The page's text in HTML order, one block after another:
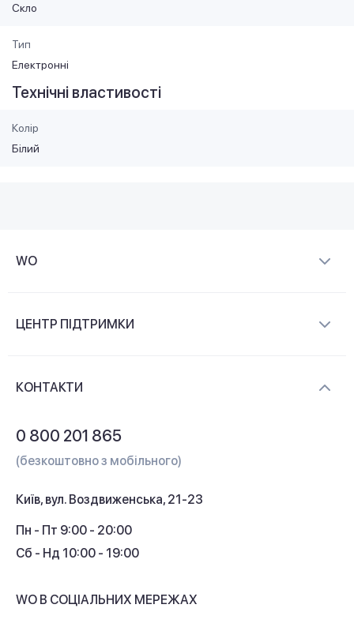
Скло
Тип
Електронні
Технічні властивості
Колір
Білий
WO
Контакти
ЦЕНТР ПІДТРИМКИ
Кешбек
КОНТАКТИ
0 800 201 865
(безкоштовно з мобільного)
Київ, вул. Воздвиженська, 21-23
Пн - Пт 9:00 - 20:00
Сб - Нд 10:00 - 19:00
WO В СОЦІАЛЬНИХ МЕРЕЖАХ